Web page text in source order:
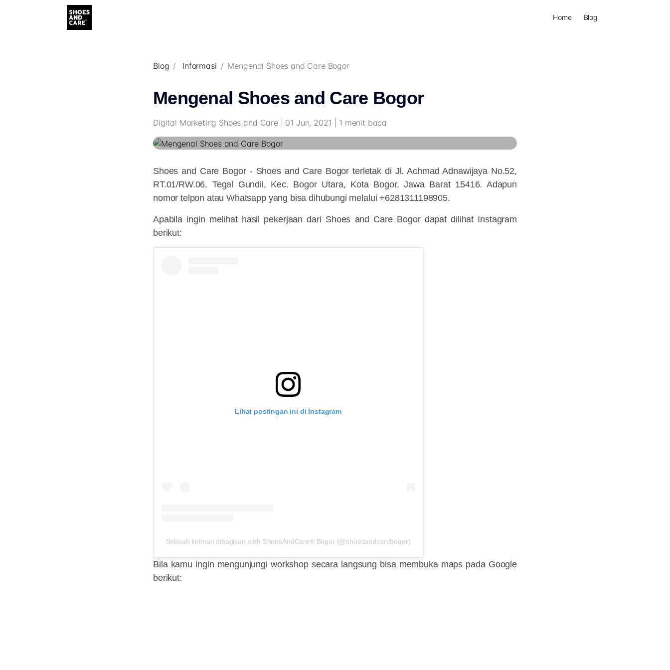
Home Blog
Blog Informasi Mengenal Shoes and Care Bogor
Mengenal Shoes and Care Bogor
Digital Marketing Shoes and Care | 01 Jun, 2021 | 1 menit baca
Shoes and Care Bogor - Shoes and Care Bogor terletak di Jl. Achmad Adnawijaya No.52,
RT.01/RW.06, Tegal Gundil, Kec. Bogor Utara, Kota Bogor, Jawa Barat 15416. Adapun
nomor telpon atau Whatsapp yang bisa dihubungi melalui +6281311198905.
Apabila ingin melihat hasil pekerjaan dari Shoes and Care Bogor dapat dilihat Instagram
berikut:
Lihat postingan ini di Instagram
Sebuah kiriman dibagikan oleh ShoesAndCare® Bogor (@shoesandcarebogor)
Bila kamu ingin mengunjungi workshop secara langsung bisa membuka maps pada Google
berikut: